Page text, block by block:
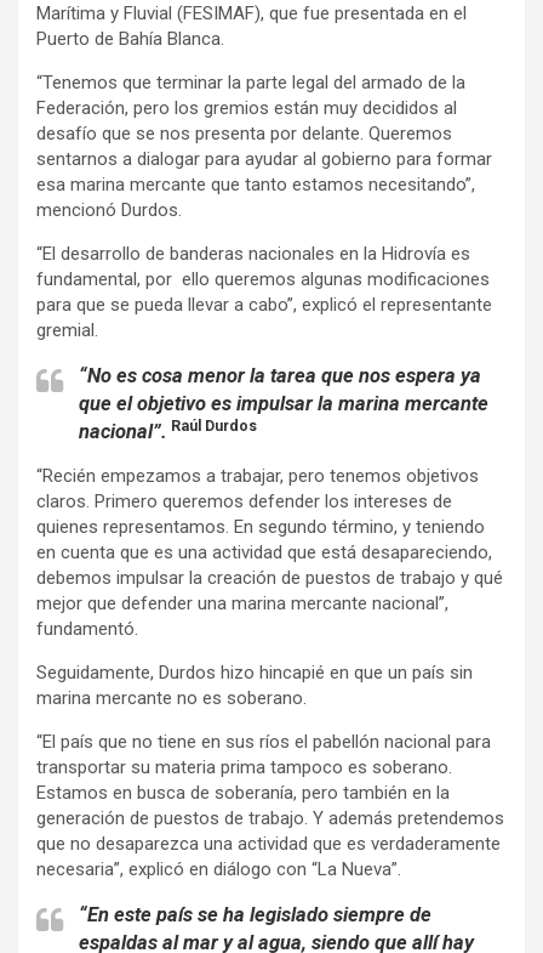
Marítima y Fluvial (FESIMAF), que fue presentada en el
Puerto de Bahía Blanca.
“Tenemos que terminar la parte legal del armado de la
Federación, pero los gremios están muy decididos al
desafío que se nos presenta por delante. Queremos
sentarnos a dialogar para ayudar al gobierno para formar
esa marina mercante que tanto estamos necesitando”,
mencionó Durdos.
“El desarrollo de banderas nacionales en la Hidrovía es
fundamental, por ello queremos algunas modificaciones
para que se pueda llevar a cabo”, explicó el representante
gremial.
“No es cosa menor la tarea que nos espera ya
que el objetivo es impulsar la marina mercante
nacional”. Raúl Durdos
“Recién empezamos a trabajar, pero tenemos objetivos
claros. Primero queremos defender los intereses de
quienes representamos. En segundo término, y teniendo
en cuenta que es una actividad que está desapareciendo,
debemos impulsar la creación de puestos de trabajo y qué
mejor que defender una marina mercante nacional”,
fundamentó.
Seguidamente, Durdos hizo hincapié en que un país sin
marina mercante no es soberano.
“El país que no tiene en sus ríos el pabellón nacional para
transportar su materia prima tampoco es soberano.
Estamos en busca de soberanía, pero también en la
generación de puestos de trabajo. Y además pretendemos
que no desaparezca una actividad que es verdaderamente
necesaria”, explicó en diálogo con “La Nueva”.
“En este país se ha legislado siempre de
espaldas al mar y al agua, siendo que allí hay